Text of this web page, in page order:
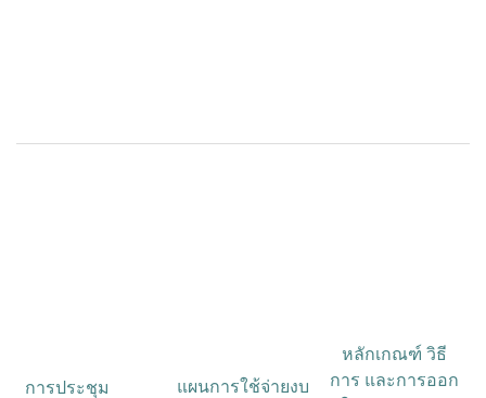
การประชุม แผนการใช้จ่ายงบ
หลักเกณฑ์ วิธี
การ และการออก